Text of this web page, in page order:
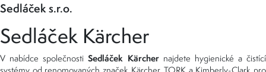
Sedláček s.r.o.
Sedláček Kärcher
V nabídce společnostiSedláček Kärchernajdete hygienické a čistící